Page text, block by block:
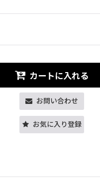
カートに入れる
お問い合わせ
お気に入り登録